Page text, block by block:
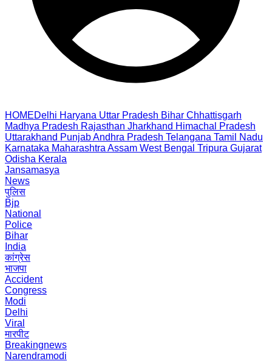
HOMEDelhi Haryana Uttar Pradesh Bihar Chhattisgarh
Madhya Pradesh Rajasthan Jharkhand Himachal Pradesh
Uttarakhand PunjabAndhra Pradesh Telangana Tamil Nadu
Karnataka Maharashtra Assam West Bengal Tripura Gujarat
Odisha Kerala
Jansamasya
News
पुलिस
Bjp
National
Police
Bihar
India
कांग्रेस
भाजपा
Accident
Congress
Modi
Delhi
Viral
मारपीट
Breakingnews
Narendramodi